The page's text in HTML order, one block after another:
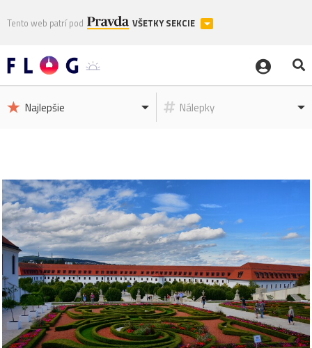
Tento web patrí pod VŠETKY SEKCIE
Najlepšie Nálepky